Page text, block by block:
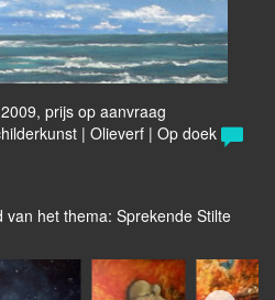
prijs op aanvraag
| Olieverf | Op doek
het thema: Sprekende Stilte